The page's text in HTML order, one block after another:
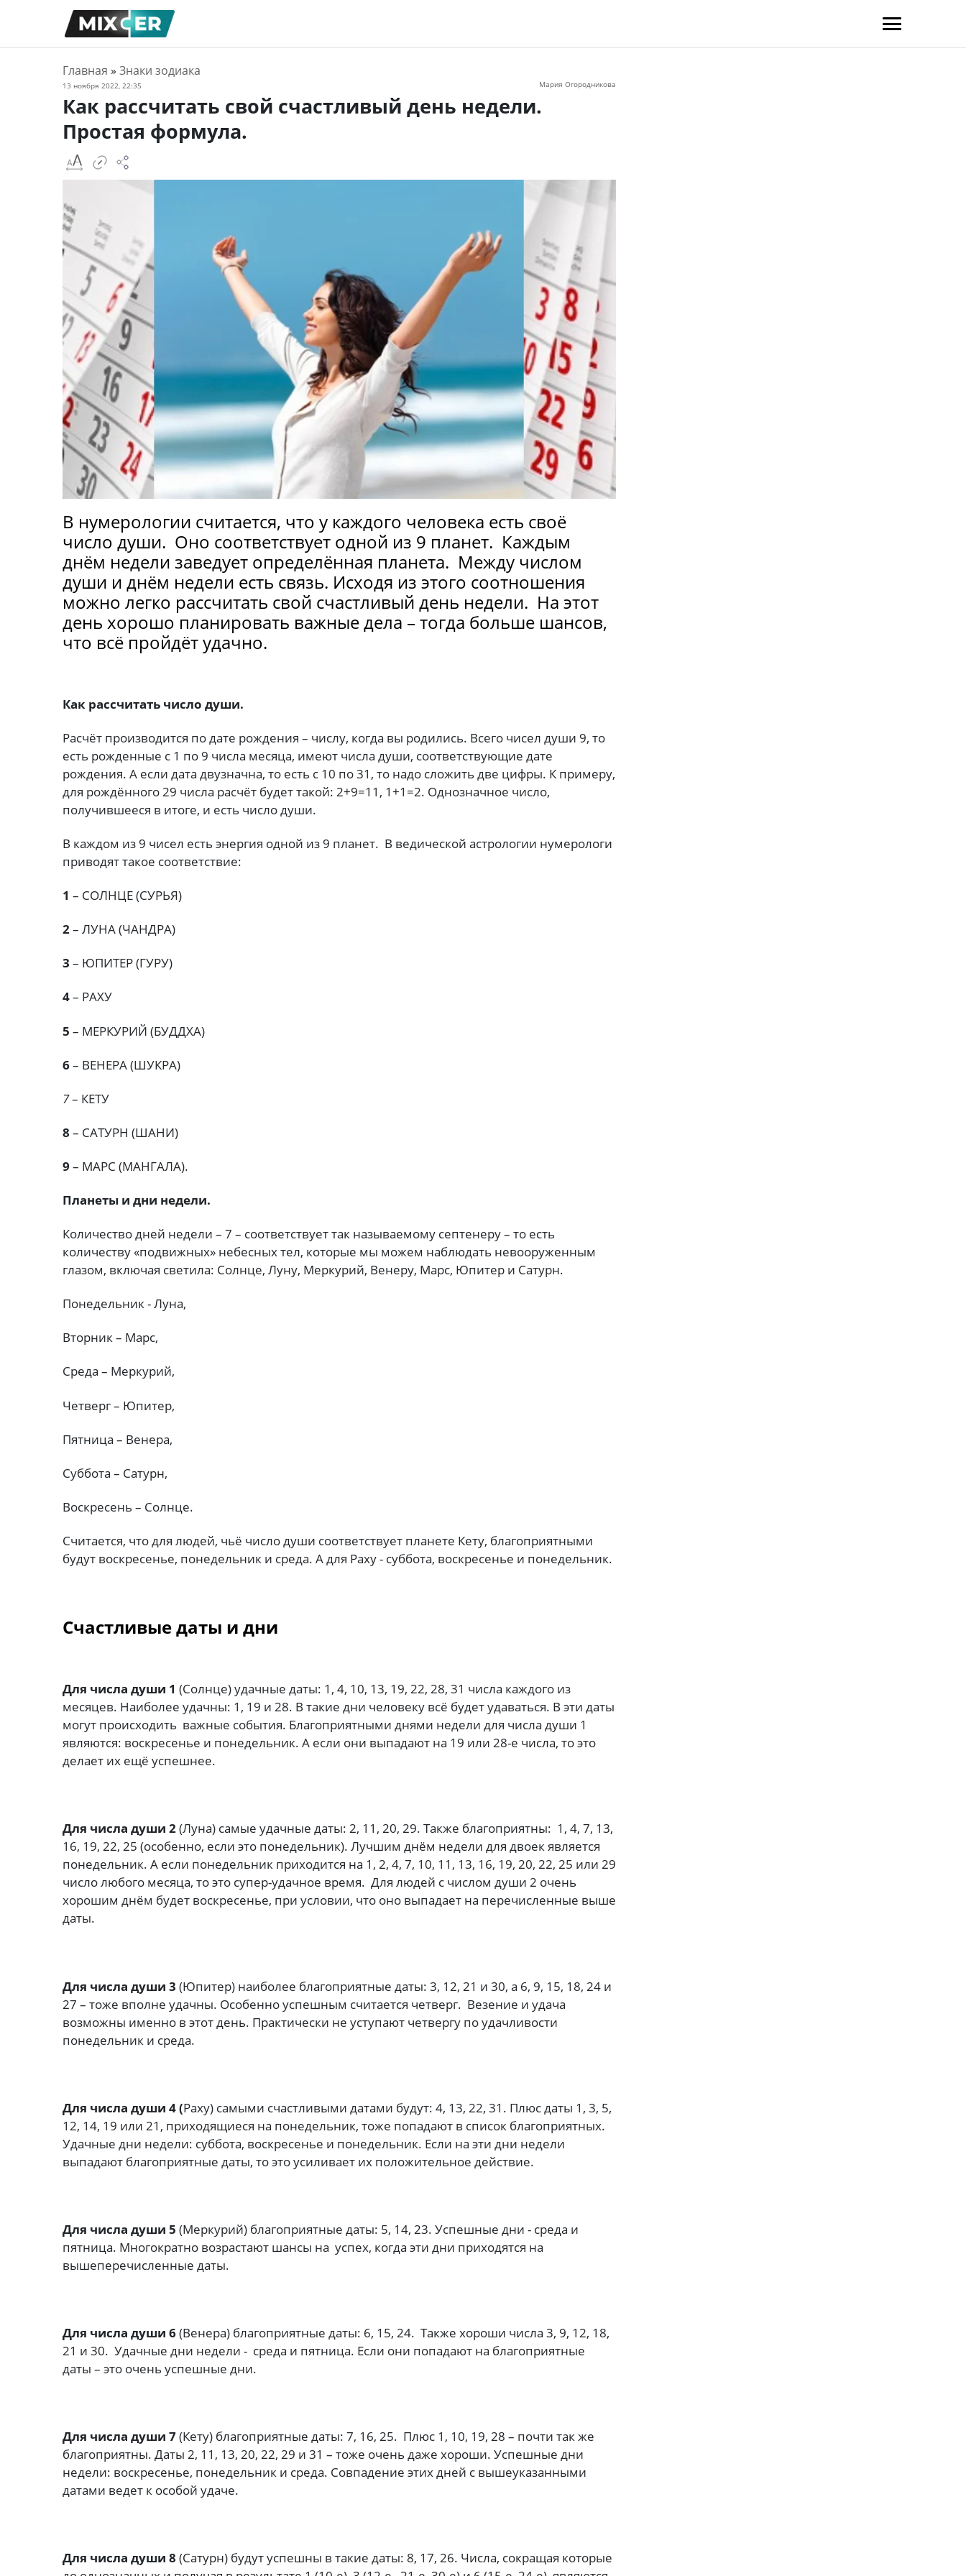
Главная » Знаки зодиака
13 ноября 2022, 22:35 Мария Огородникова
Как рассчитать свой счастливый день недели.
Простая формула.
В нумерологии считается, что у каждого человека есть своё
число души. Оно соответствует одной из 9 планет. Каждым
днём недели заведует определённая планета. Между числом
души и днём недели есть связь. Исходя из этого соотношения
можно легко рассчитать свой счастливый день недели. На этот
день хорошо планировать важные дела – тогда больше шансов,
что всё пройдёт удачно.
Как рассчитать число души.
Расчёт производится по дате рождения – числу, когда вы родились. Всего чисел души 9, то
есть рожденные с 1 по 9 числа месяца, имеют числа души, соответствующие дате
рождения. А если дата двузначна, то есть с 10 по 31, то надо сложить две цифры. К примеру,
для рождённого 29 числа расчёт будет такой: 2+9=11, 1+1=2. Однозначное число,
получившееся в итоге, и есть число души.
В каждом из 9 чисел есть энергия одной из 9 планет. В ведической астрологии нумерологи
приводят такое соответствие:
1 – СОЛНЦЕ (СУРЬЯ)
2– ЛУНА (ЧАНДРА)
3 – ЮПИТЕР (ГУРУ)
4– РАХУ
5 – МЕРКУРИЙ (БУДДХА)
6– ВЕНЕРА (ШУКРА)
7– КЕТУ
8 – САТУРН (ШАНИ)
9 – МАРС (МАНГАЛА).
Планеты и дни недели.
Количество дней недели – 7 – соответствует так называемому септенеру – то есть
количеству «подвижных» небесных тел, которые мы можем наблюдать невооруженным
глазом, включая светила: Солнце, Луну, Меркурий, Венеру, Марс, Юпитер и Сатурн.
Понедельник - Луна,
Вторник – Марс,
Среда – Меркурий,
Четверг – Юпитер,
Пятница – Венера,
Суббота – Сатурн,
Воскресень – Солнце.
Считается, что для людей, чьё число души соответствует планете Кету, благоприятными
будут воскресенье, понедельник и среда. А для Раху - суббота, воскресенье и понедельник.
Счастливые даты и дни
Для числа души 1 (Солнце) удачные даты: 1, 4, 10, 13, 19, 22, 28, 31 числа каждого из
месяцев. Наиболее удачны: 1, 19 и 28. В такие дни человеку всё будет удаваться. В эти даты
могут происходить важные события. Благоприятными днями недели для числа души 1
являются: воскресенье и понедельник. А если они выпадают на 19 или 28-е числа, то это
делает их ещё успешнее.
Для числа души 2(Луна) cамые удачные даты: 2, 11, 20, 29. Также благоприятны: 1, 4, 7, 13,
16, 19, 22, 25 (особенно, если это понедельник). Лучшим днём недели для двоек является
понедельник. А если понедельник приходится на 1, 2, 4, 7, 10, 11, 13, 16, 19, 20, 22, 25 или 29
число любого месяца, то это cупер-удачное время. Для людей с числом души 2 очень
хорошим днём будет воскресенье, при условии, что оно выпадает на перечисленные выше
даты.
Для числа души 3 (Юпитер) наиболее благоприятные даты: 3, 12, 21 и 30, а 6, 9, 15, 18, 24 и
27 – тоже вполне удачны. Особенно успешным считается четверг. Везение и удача
возможны именно в этот день. Практически не уступают четвергу по удачливости
понедельник и среда.
Для числа души 4 (Раху) самыми счастливыми датами будут: 4, 13, 22, 31. Плюс даты 1, 3, 5,
12, 14, 19 или 21, приходящиеся на понедельник, тоже попадают в список благоприятных.
Удачные дни недели: суббота, воскресенье и понедельник. Если на эти дни недели
выпадают благоприятные даты, то это усиливает их положительное действие.
Для числа души 5 (Меркурий) благоприятные даты: 5, 14, 23. Успешные дни - среда и
пятница. Многократно возрастают шансы на успех, когда эти дни приходятся на
вышеперечисленные даты.
Для числа души 6(Венера) благоприятные даты: 6, 15, 24. Также хороши числа 3, 9, 12, 18,
21 и 30. Удачные дни недели - среда и пятница. Если они попадают на благоприятные
даты – это очень успешные дни.
Для числа души 7(Кету) благоприятные даты: 7, 16, 25. Плюс 1, 10, 19, 28 – почти так же
благоприятны. Даты 2, 11, 13, 20, 22, 29 и 31 – тоже очень даже хороши. Успешные дни
недели: воскресенье, понедельник и среда. Совпадение этих дней с вышеуказанными
датами ведет к особой удаче.
Для числа души 8 (Сатурн) будут успешны в такие даты: 8, 17, 26. Числа, сокращая которые